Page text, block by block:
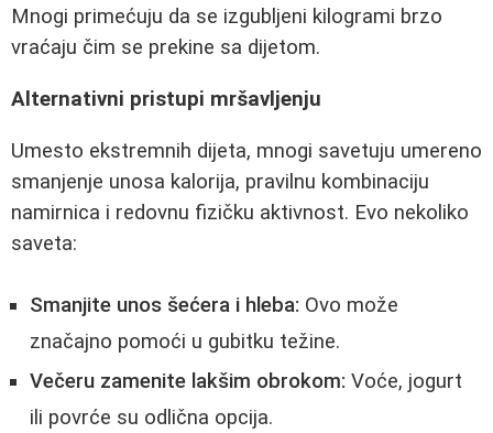
Mnogi primećuju da se izgubljeni kilogrami brzo
vraćaju čim se prekine sa dijetom.
Alternativni pristupi mršavljenju
Umesto ekstremnih dijeta, mnogi savetuju umereno
smanjenje unosa kalorija, pravilnu kombinaciju
namirnica i redovnu fizičku aktivnost. Evo nekoliko
saveta:
Smanjite unos šećera i hleba: Ovo može
značajno pomoći u gubitku težine.
Večeru zamenite lakšim obrokom: Voće, jogurt
ili povrće su odlična opcija.